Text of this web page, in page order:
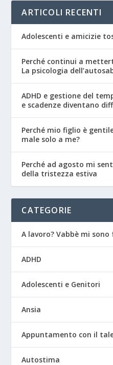
ARTICOLI RECENTI
Adolescenti e amicizie
Perché continui a
La psicologia
ADHD e gestione del
e scadenze diventano
Perché mio figlio è
male solo a me?
Perché ad agosto mi
della tristezza estiva
CATEGORIE
A lavoro? Vabbè mi
ADHD
Adolescenti e Genitori
Ansia
Appuntamento con il
Autostima